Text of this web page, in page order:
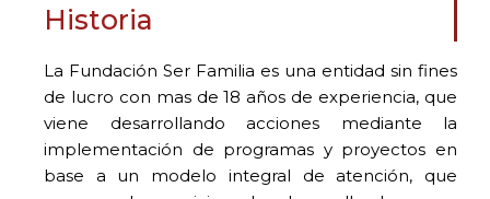
Historia
La Fundación Ser Familia es una entidad sin fines
de lucro con mas de 18 años de experiencia, que
viene desarrollando acciones mediante la
implementación de programas y proyectos en
base a un modelo integral de atención, que